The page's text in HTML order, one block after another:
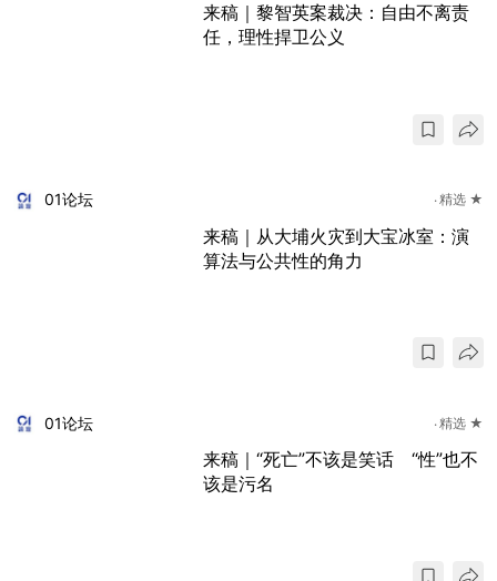
来稿｜黎智英案裁决：自由不离责
任，理性捍卫公义
01论坛 精选 ★
来稿｜从大埔火灾到大宝冰室：演
算法与公共性的角力
01论坛 精选 ★
来稿｜“死亡”不该是笑话 “性”也不
该是污名